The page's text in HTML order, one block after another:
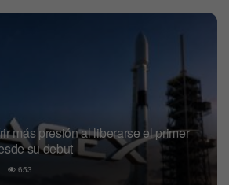
más presión al liberarse el primer
su debut
653